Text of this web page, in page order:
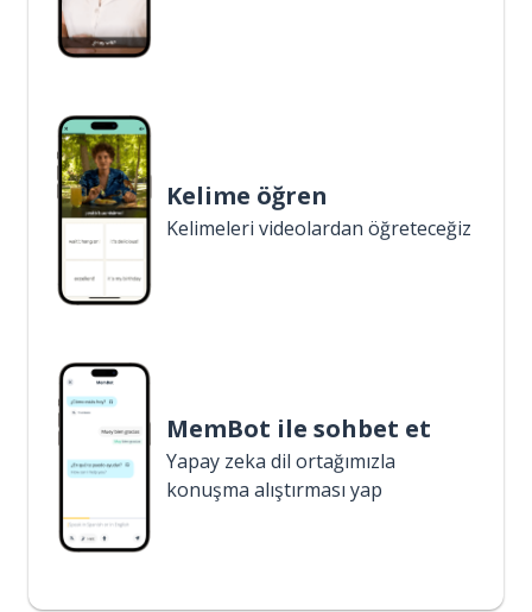
Kelime öğren
Kelimeleri videolardan öğreteceğiz
MemBot ile sohbet et
Yapay zeka dil ortağımızla
konuşma alıştırması yap